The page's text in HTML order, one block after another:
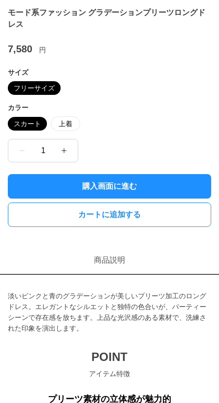
モード系ファッション グラデーションプリーツロングド
レス
7,580 円
サイズ
フリーサイズ
カラー
スカート 上着
1
購入画面に進む
カートに追加する
商品説明
淡いピンクと青のグラデーションが美しいプリーツ加工のロング
ドレス。エレガントなシルエットと独特の色合いが、パーティー
シーンで存在感を放ちます。上品な光沢感のある素材で、洗練さ
れた印象を演出します。
POINT
アイテム特徴
プリーツ素材の立体感が魅力的